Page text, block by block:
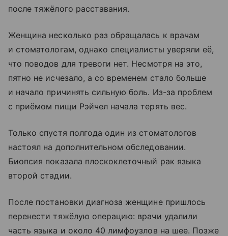
после тяжёлого расставания.
Женщина несколько раз обращалась к врачам
и стоматологам, однако специалисты уверяли её,
что поводов для тревоги нет. Несмотря на это,
пятно не исчезало, а со временем стало больше
и начало причинять сильную боль. Из-за проблем
с приёмом пищи Рэйчел начала терять вес.
Только спустя полгода один из стоматологов
настоял на дополнительном обследовании.
Биопсия показала плоскоклеточный рак языка
второй стадии.
После постановки диагноза женщине пришлось
перенести тяжёлую операцию: врачи удалили
часть языка и около 40 лимфоузлов на шее. Позже